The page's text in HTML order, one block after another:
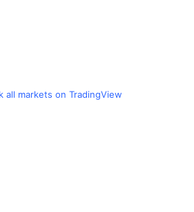
all markets on TradingView